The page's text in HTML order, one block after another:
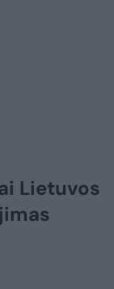
Lietuvos